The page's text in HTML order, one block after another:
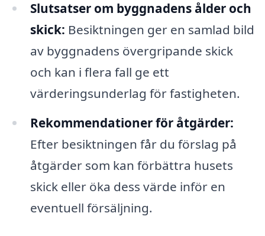
Slutsatser om byggnadens ålder och
skick: Besiktningen ger en samlad bild
av byggnadens övergripande skick
och kan i flera fall ge ett
värderingsunderlag för fastigheten.
Rekommendationer för åtgärder:
Efter besiktningen får du förslag på
åtgärder som kan förbättra husets
skick eller öka dess värde inför en
eventuell försäljning.